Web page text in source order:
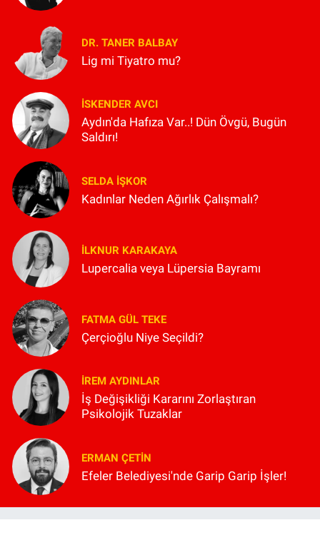
DR. TANER BALBAY
Lig mi Tiyatro mu?
İSKENDER AVCI
Aydın'da Hafıza Var..! Dün Övgü, Bugün
Saldırı!
SELDA İŞKOR
Kadınlar Neden Ağırlık Çalışmalı?
İLKNUR KARAKAYA
Lupercalia veya Lüpersia Bayramı
FATMA GÜL TEKE
Çerçioğlu Niye Seçildi?
İREM AYDINLAR
İş Değişikliği Kararını Zorlaştıran
Psikolojik Tuzaklar
ERMAN ÇETIN
Efeler Belediyesi'nde Garip Garip İşler!